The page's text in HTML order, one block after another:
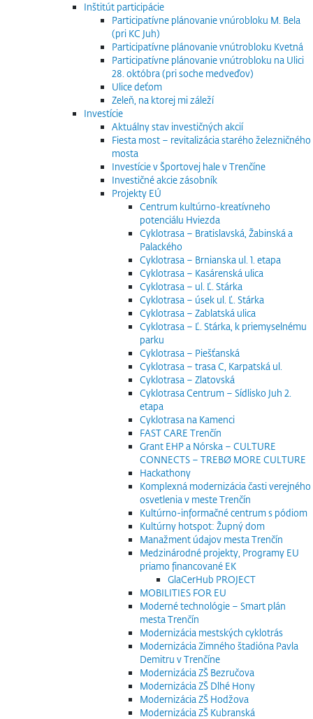
Inštitút participácie
Participatívne plánovanie vnúrobloku M. Bela
(pri KC Juh)
Participatívne plánovanie vnútrobloku Kvetná
Participatívne plánovanie vnútrobloku na Ulici
28. októbra (pri soche medveďov)
Ulice deťom
Zeleň, na ktorej mi záleží
Investície
Aktuálny stav investičných akcií
Fiesta most – revitalizácia starého železničného
mosta
Investície v Športovej hale v Trenčíne
Investičné akcie zásobník
Projekty EÚ
Centrum kultúrno-kreatívneho
potenciálu Hviezda
Cyklotrasa – Bratislavská, Žabinská a
Palackého
Cyklotrasa – Brnianska ul. 1. etapa
Cyklotrasa – Kasárenská ulica
Cyklotrasa – ul. Ľ. Stárka
Cyklotrasa – úsek ul. Ľ. Stárka
Cyklotrasa – Zablatská ulica
Cyklotrasa – Ľ. Stárka, k priemyselnému
parku
Cyklotrasa – Piešťanská
Cyklotrasa – trasa C, Karpatská ul.
Cyklotrasa – Zlatovská
Cyklotrasa Centrum – Sídlisko Juh 2.
etapa
Cyklotrasa na Kamenci
FAST CARE Trenčín
Grant EHP a Nórska – CULTURE
CONNECTS – TREBØ MORE CULTURE
Hackathony
Komplexná modernizácia časti verejného
osvetlenia v meste Trenčín
Kultúrno-informačné centrum s pódiom
Kultúrny hotspot: Župný dom
Manažment údajov mesta Trenčín
Medzinárodné projekty, Programy EU
priamo financované EK
GlaCerHub PROJECT
MOBILITIES FOR EU
Moderné technológie – Smart plán
mesta Trenčín
Modernizácia mestských cyklotrás
Modernizácia Zimného štadióna Pavla
Demitru v Trenčíne
Modernizácia ZŠ Bezručova
Modernizácia ZŠ Dlhé Hony
Modernizácia ZŠ Hodžova
Modernizácia ZŠ Kubranská